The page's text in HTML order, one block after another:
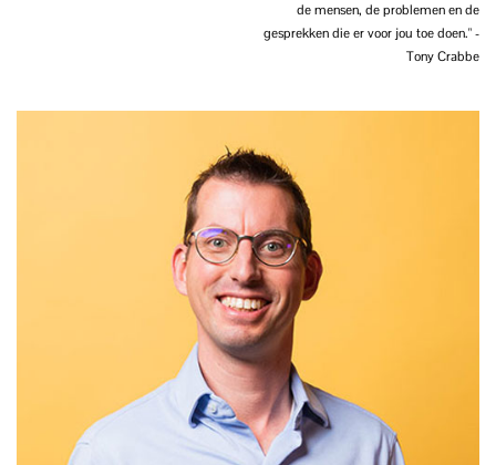
de mensen, de problemen en de
gesprekken die er voor jou toe doen." -
Tony Crabbe